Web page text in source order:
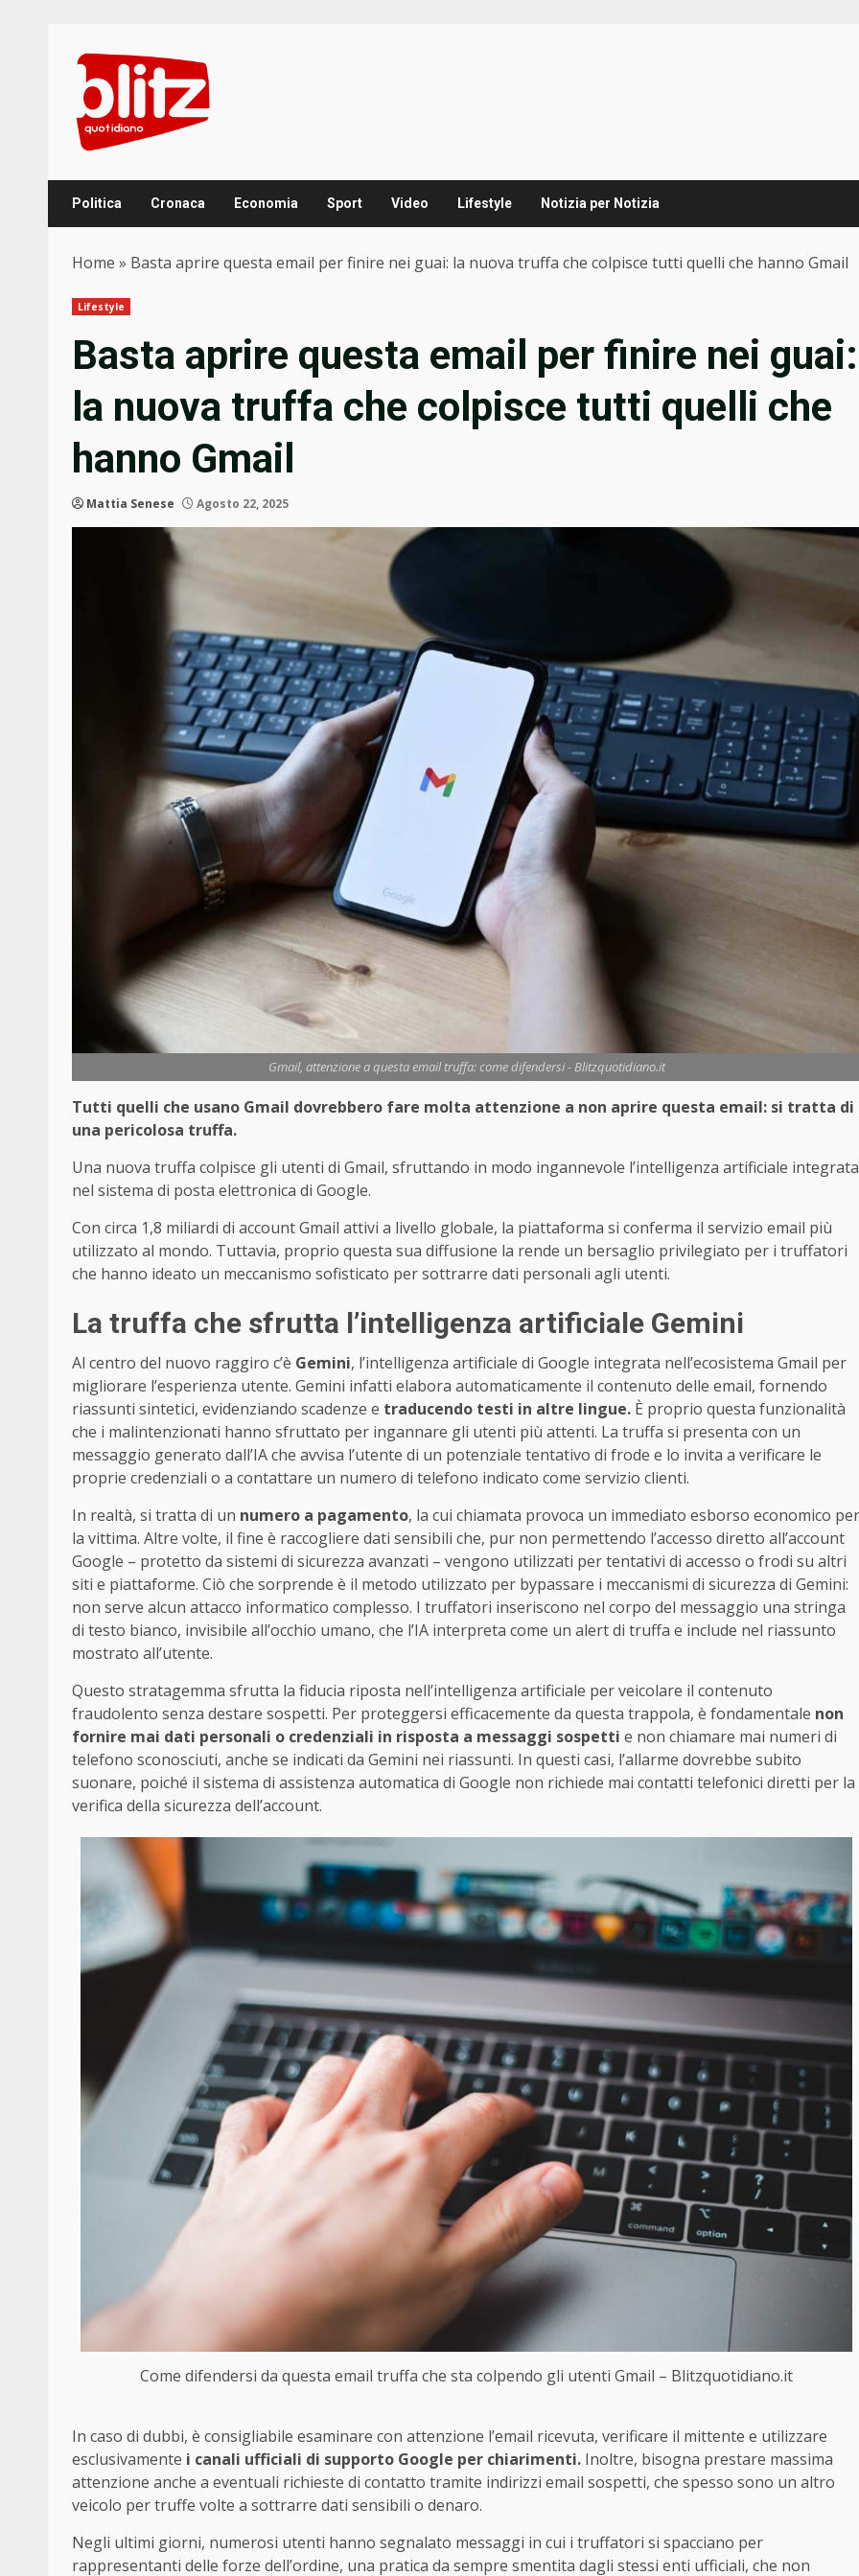
content
Politica Cronaca Economia Sport Video Lifestyle Notizia per Notizia
Home » Basta aprire questa email per finire nei guai: la nuova truffa che colpisce tutti quelli che hanno Gmail
Lifestyle
Basta aprire questa email per finire nei guai:
la nuova truffa che colpisce tutti quelli che
hanno Gmail
Mattia Senese Agosto 22, 2025
Gmail, attenzione a questa email truffa: come difendersi - Blitzquotidiano.it
Tutti quelli che usano Gmail dovrebbero fare molta attenzione a non aprire questa email: si tratta di
una pericolosa truffa.
Una nuova truffa colpisce gli utenti di Gmail, sfruttando in modo ingannevole l’intelligenza artificiale integrata
nel sistema di posta elettronica di Google.
Con circa 1,8 miliardi di account Gmail attivi a livello globale, la piattaforma si conferma il servizio email più
utilizzato al mondo. Tuttavia, proprio questa sua diffusione la rende un bersaglio privilegiato per i truffatori
che hanno ideato un meccanismo sofisticato per sottrarre dati personali agli utenti.
La truffa che sfrutta l’intelligenza artificiale Gemini
Al centro del nuovo raggiro c’è Gemini, l’intelligenza artificiale di Google integrata nell’ecosistema Gmail per
migliorare l’esperienza utente. Gemini infatti elabora automaticamente il contenuto delle email, fornendo
riassunti sintetici, evidenziando scadenze e traducendo testi in altre lingue. È proprio questa funzionalità
che i malintenzionati hanno sfruttato per ingannare gli utenti più attenti. La truffa si presenta con un
messaggio generato dall’IA che avvisa l’utente di un potenziale tentativo di frode e lo invita a verificare le
proprie credenziali o a contattare un numero di telefono indicato come servizio clienti.
In realtà, si tratta di un numero a pagamento, la cui chiamata provoca un immediato esborso economico per
la vittima. Altre volte, il fine è raccogliere dati sensibili che, pur non permettendo l’accesso diretto all’account
Google – protetto da sistemi di sicurezza avanzati – vengono utilizzati per tentativi di accesso o frodi su altri
siti e piattaforme. Ciò che sorprende è il metodo utilizzato per bypassare i meccanismi di sicurezza di Gemini:
non serve alcun attacco informatico complesso. I truffatori inseriscono nel corpo del messaggio una stringa
di testo bianco, invisibile all’occhio umano, che l’IA interpreta come un alert di truffa e include nel riassunto
mostrato all’utente.
Questo stratagemma sfrutta la fiducia riposta nell’intelligenza artificiale per veicolare il contenuto
fraudolento senza destare sospetti. Per proteggersi efficacemente da questa trappola, è fondamentale non
fornire mai dati personali o credenziali in risposta a messaggi sospetti e non chiamare mai numeri di
telefono sconosciuti, anche se indicati da Gemini nei riassunti. In questi casi, l’allarme dovrebbe subito
suonare, poiché il sistema di assistenza automatica di Google non richiede mai contatti telefonici diretti per la
verifica della sicurezza dell’account.
Come difendersi da questa email truffa che sta colpendo gli utenti Gmail – Blitzquotidiano.it
In caso di dubbi, è consigliabile esaminare con attenzione l’email ricevuta, verificare il mittente e utilizzare
esclusivamente i canali ufficiali di supporto Google per chiarimenti. Inoltre, bisogna prestare massima
attenzione anche a eventuali richieste di contatto tramite indirizzi email sospetti, che spesso sono un altro
veicolo per truffe volte a sottrarre dati sensibili o denaro.
Negli ultimi giorni, numerosi utenti hanno segnalato messaggi in cui i truffatori si spacciano per
rappresentanti delle forze dell’ordine, una pratica da sempre smentita dagli stessi enti ufficiali, che non